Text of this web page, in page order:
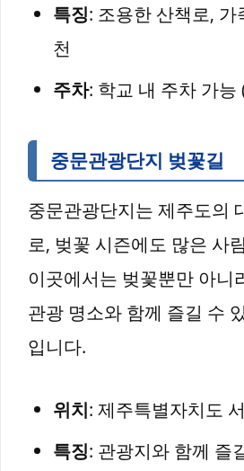
특징: 조용한 산책로, 가
천
주차: 학교 내 주차 가능
중문관광단지 벚꽃길
중문관광단지는 제주도의
로, 벚꽃 시즌에도 많은 사
이곳에서는 벚꽃뿐만 아니
관광 명소와 함께 즐길 수
입니다.
위치: 제주특별자치도
특징: 관광지와 함께 즐